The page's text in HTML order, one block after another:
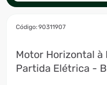
:90311907
Motor Horizontal à
Partida Elétrica -
2º
fogão
3º
freezer